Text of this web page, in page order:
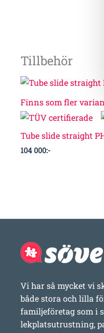
Tillbehör
Finns som fler
Tube slide straight
104 000:-
Vi har så mycket vi
både stora och lilla
familjeföretag som i
lekplatsutrustning,